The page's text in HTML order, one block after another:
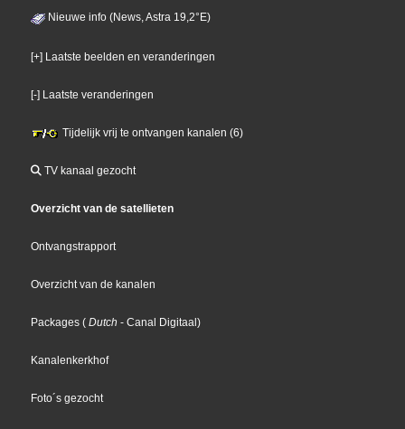
Nieuwe info (News, Astra 19,2°E)
[+] Laatste beelden en veranderingen
[-] Laatste veranderingen
Tijdelijk vrij te ontvangen kanalen (6)
TV kanaal gezocht
Overzicht van de satellieten
Ontvangstrapport
Overzicht van de kanalen
Packages ( Dutch - Canal Digitaal)
Kanalenkerkhof
Foto´s gezocht